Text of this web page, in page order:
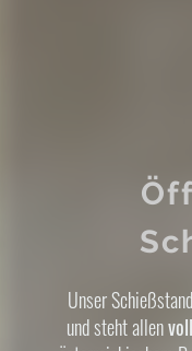
Unser
und steht allen